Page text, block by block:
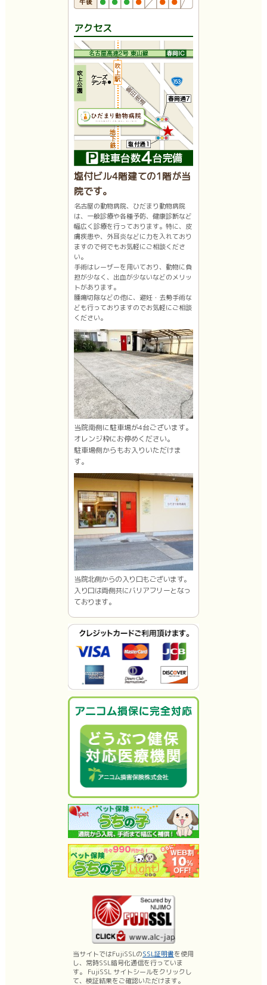
アクセス
塩付ビル4階建ての1階が当
院です。
名古屋の動物病院、ひだまり動物病院
は、一般診療や各種予防、健康診断など
幅広く診療を行っております。特に、皮
膚疾患や、外耳炎などに力を入れており
ますので何でもお気軽にご相談くださ
い。
手術はレーザーを用いており、動物に負
担が少なく、出血が少ないなどのメリッ
トがあります。
腫瘍切除などの他に、避妊・去勢手術な
ども行っておりますのでお気軽にご相談
ください。
当院南側に駐車場が4台ございます。
オレンジ枠にお停めください。
駐車場側からもお入りいただけま
す。
当院北側からの入り口もございます。
入り口は両側共にバリアフリーとなっ
ております。
当サイトではFujiSSLのSSL証明書を使用
し、常時SSL暗号化通信を行っていま
す。 FujiSSL サイトシールをクリックし
て、検証結果をご確認いただけます。